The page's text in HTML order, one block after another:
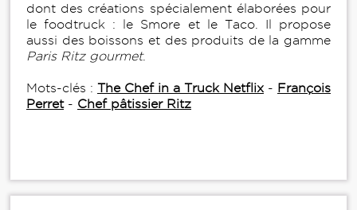
dont des créations spécialement élaborées pour
le foodtruck : le Smore et le Taco. Il propose
aussi des boissons et des produits de la gamme
Paris Ritz gourmet.
Mots-clés : The Chef in a Truck Netflix - François
Perret- Chef pâtissier Ritz